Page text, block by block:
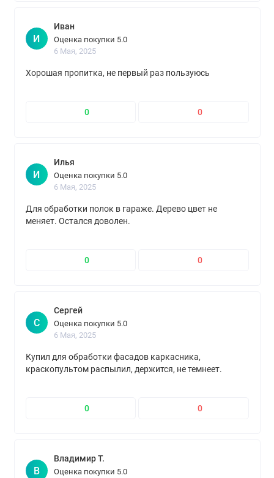
И
Иван
Оценка покупки 5.0
6 Мая, 2025
Хорошая пропитка, не первый раз пользуюсь
0 0
И
Илья
Оценка покупки 5.0
6 Мая, 2025
Для обработки полок в гараже. Дерево цвет не
меняет. Остался доволен.
0 0
С
Сергей
Оценка покупки 5.0
6 Мая, 2025
Купил для обработки фасадов каркасника,
краскопультом распылил, держится, не темнеет.
0 0
В
Владимир Т.
Оценка покупки 5.0